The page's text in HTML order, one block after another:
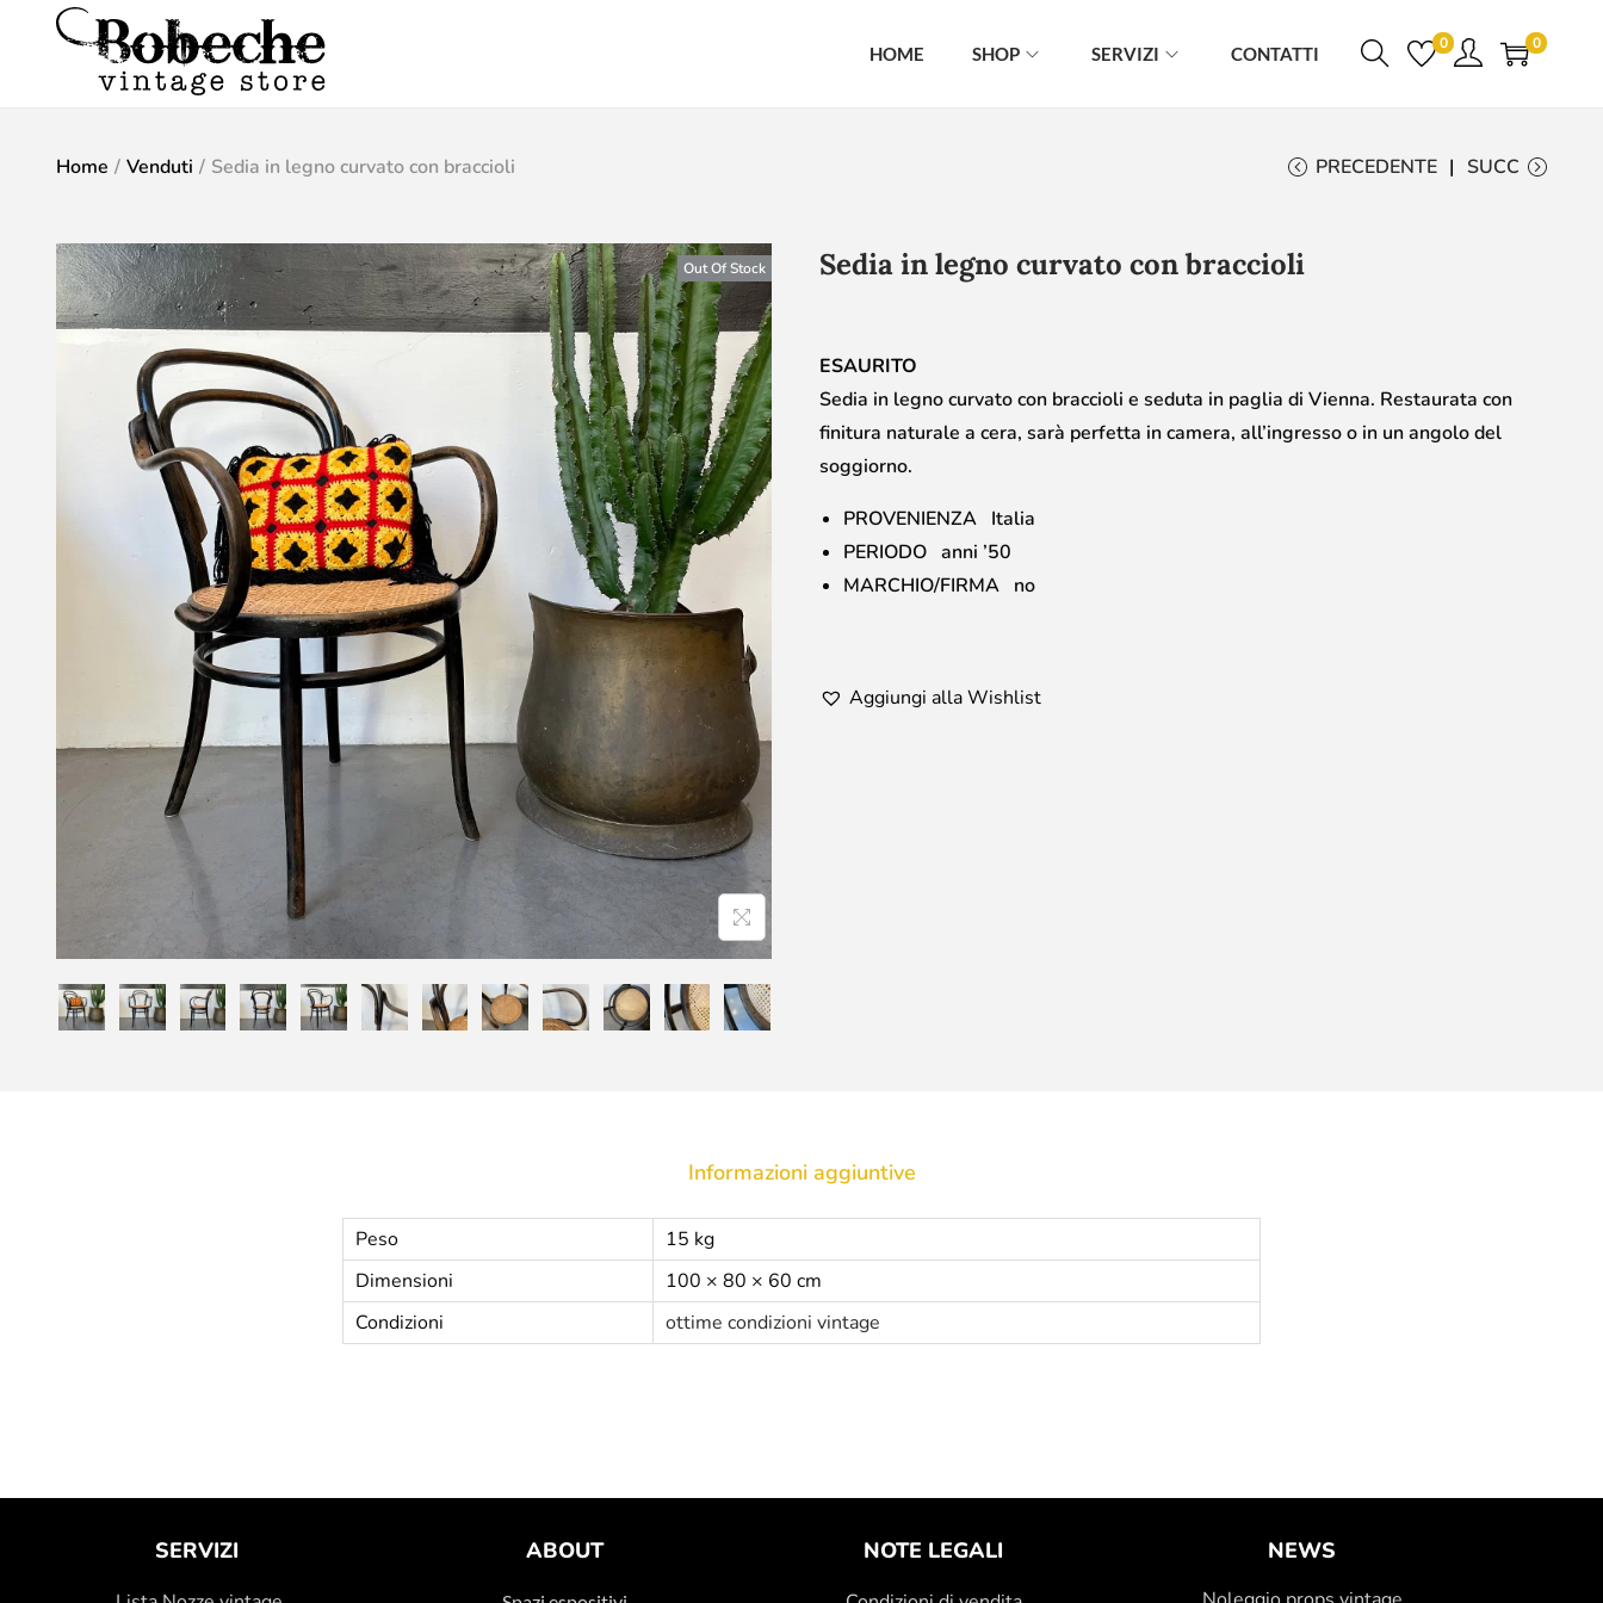
HOME SHOP SERVIZI CONTATTI 0 0
Home / Venduti / Sedia in legno curvato con braccioli PRECEDENTE SUCC
Out Of Stock Sedia in legno curvato con braccioli
ESAURITO
Sedia in legno curvato con braccioli e seduta in paglia di Vienna. Restaurata con
finitura naturale a cera, sarà perfetta in camera, all’ingresso o in un angolo del
soggiorno.
PROVENIENZA Italia
PERIODO anni ’50
MARCHIO/FIRMA no
Aggiungi alla Wishlist
Informazioni aggiuntive
Peso
15 kg
Dimensioni
100 × 80 × 60 cm
Condizioni
ottime condizioni vintage
SERVIZI ABOUT NOTE LEGALI NEWS